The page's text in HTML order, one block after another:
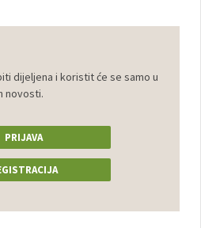
dijeljena i koristit će se samo u
novosti.
PRIJAVA